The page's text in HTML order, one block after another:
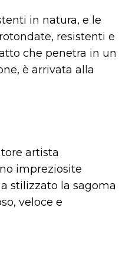
in natura, e le
resistenti e
che penetra in un
è arrivata alla
artista
impreziosite
stilizzato la sagoma
veloce e